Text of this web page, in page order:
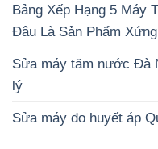
Bảng Xếp Hạng 5 Máy
Đâu Là Sản Phẩm
Sửa máy tăm nước Đà
lý
Sửa máy đo huyết áp